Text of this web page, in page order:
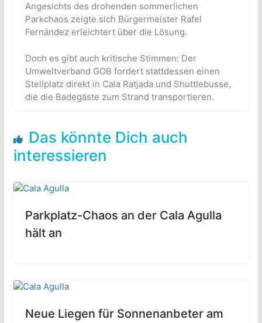
Angesichts des drohenden sommerlichen
Parkchaos zeigte sich Bürgermeister Rafel
Fernández erleichtert über die Lösung.
Doch es gibt auch kritische Stimmen: Der
Umweltverband GOB fordert stattdessen einen
Stellplatz direkt in Cala Ratjada und Shuttlebusse,
die die Badegäste zum Strand transportieren.
Das könnte Dich auch
interessieren
Parkplatz-Chaos an der Cala Agulla
hält an
Neue Liegen für Sonnenanbeter am